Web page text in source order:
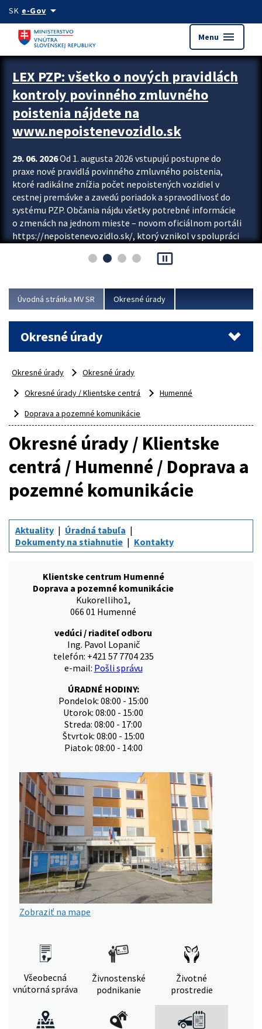
Preskocit na hlavný obsah
SK e-Govarrow_drop_down
Menu menu
Zastavit automatický posun upútavok
LEX PZP: všetko o nových pravidlách
kontroly povinného zmluvného
poistenia nájdete na
www.nepoistenevozidlo.sk
29. 06. 2026Od 1. augusta 2026 vstupujú postupne do
praxe nové pravidlá povinného zmluvného poistenia,
ktoré radikálne znížia počet nepoistených vozidiel v
cestnej premávke a zavedú poriadok a spravodlivosť do
systému PZP. Občania nájdu všetky potrebné informácie
o zmenách na jednom mieste – novom oficiálnom portáli
https://nepoistenevozidlo.sk/, ktorý vznikol v spolupráci
asociácie poisťovní (SLASPO) a Ministerstva vnútra SR.
Viac
pause_presentation
Úvodná stránka MV SR Okresné úrady
Okresné úrady
Okresné úrady
Okresné úrady
Okresné úrady / Klientske centrá
Humenné
Doprava a pozemné komunikácie
Okresné úrady / Klientske
centrá / Humenné / Doprava a
pozemné komunikácie
Aktuality
Úradná tabuľa
Dokumenty na stiahnutie
Kontakty
Klientske centrum Humenné
Doprava a pozemné komunikácie
Kukorelliho1,
066 01 Humenné
vedúci / riaditeľ odboru
Ing. Pavol Lopanič
telefón: +421 57 7704 235
e-mail: Pošli správu
ÚRADNÉ HODINY:
Pondelok: 08:00 - 15:00
Utorok: 08:00 - 15:00
Streda: 08:00 - 17:00
Štvrtok: 08:00 - 15:00
Piatok: 08:00 - 14:00
Zobraziť na mape
Všeobecná
vnútorná správa
Živnostenské
podnikanie
Životné
prostredie